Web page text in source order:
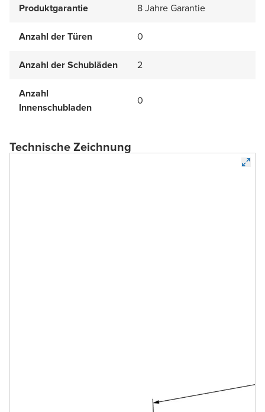
Produktgarantie 8 Jahre Garantie
Anzahl der Türen 0
Anzahl der Schubläden 2
Anzahl
Innenschubladen
0
Technische Zeichnung